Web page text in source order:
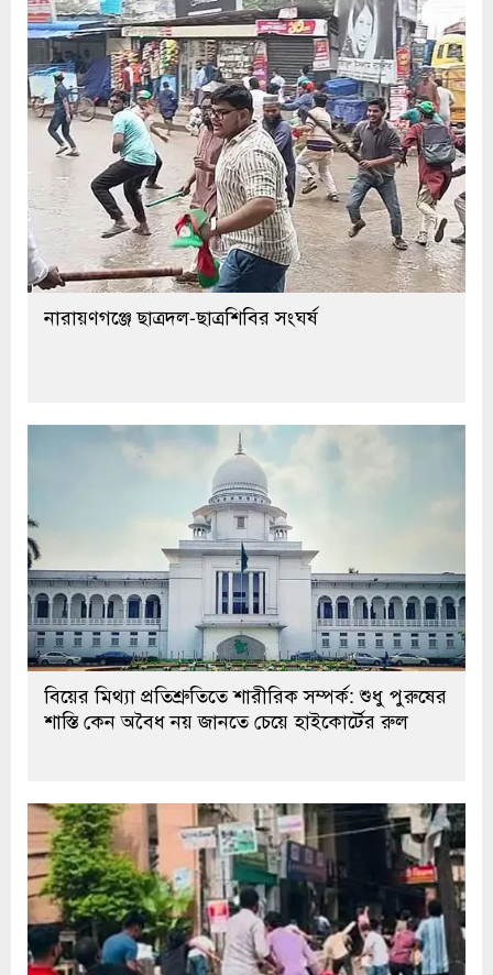
নারায়ণগঞ্জে ছাত্রদল-ছাত্রশিবির সংঘর্ষ
বিয়ের মিথ্যা প্রতিশ্রুতিতে শারীরিক সম্পর্ক: শুধু পুরুষের
শাস্তি কেন অবৈধ নয় জানতে চেয়ে হাইকোর্টের রুল